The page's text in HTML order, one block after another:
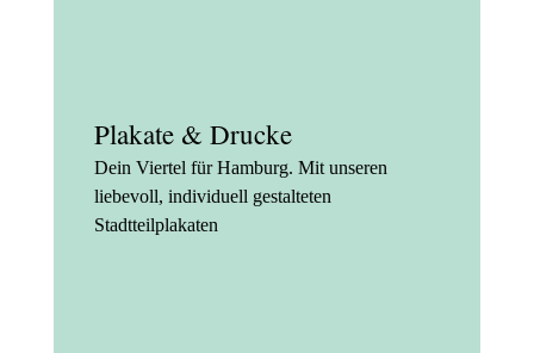
Plakate & Drucke
Dein Viertel für Hamburg. Mit unseren
liebevoll, individuell gestalteten
Stadtteilplakaten